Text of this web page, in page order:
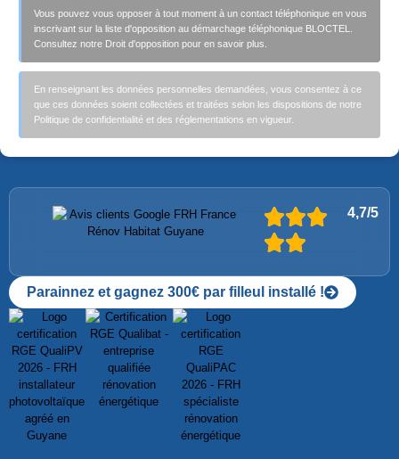
Vous pouvez vous opposer à tout moment à un contact téléphonique en vous
inscrivant sur la liste d'opposition au démarchage téléphonique BLOCTEL.
Consultez notre Droit d'opposition pour en savoir plus.
En renseignant les données personnelles demandées, vous consentez à ce
que ces données soient collectées et traitées selon les dispositions de notre
Politique de confidentialité et des réglementations en vigueur.
4,7/5
Parainnez et gagnez 300€ par filleul installé !